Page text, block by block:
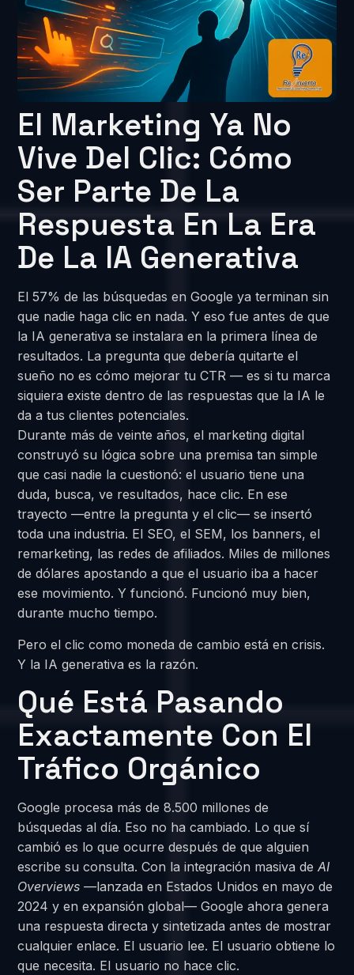
El Marketing Ya No
Vive Del Clic: Cómo
Ser Parte De La
Respuesta En La Era
De La IA Generativa
El 57% de las búsquedas en Google ya terminan sin
que nadie haga clic en nada. Y eso fue antes de que
la IA generativa se instalara en la primera línea de
resultados. La pregunta que debería quitarte el
sueño no es cómo mejorar tu CTR — es si tu marca
siquiera existe dentro de las respuestas que la IA le
da a tus clientes potenciales.
Durante más de veinte años, el marketing digital
construyó su lógica sobre una premisa tan simple
que casi nadie la cuestionó: el usuario tiene una
duda, busca, ve resultados, hace clic. En ese
trayecto —entre la pregunta y el clic— se insertó
toda una industria. El SEO, el SEM, los banners, el
remarketing, las redes de afiliados. Miles de millones
de dólares apostando a que el usuario iba a hacer
ese movimiento. Y funcionó. Funcionó muy bien,
durante mucho tiempo.
Pero el clic como moneda de cambio está en crisis.
Y la IA generativa es la razón.
Qué Está Pasando
Exactamente Con El
Tráfico Orgánico
Google procesa más de 8.500 millones de
búsquedas al día. Eso no ha cambiado. Lo que sí
cambió es lo que ocurre después de que alguien
escribe su consulta. Con la integración masiva deAI
Overviews —lanzada en Estados Unidos en mayo de
2024 y en expansión global— Google ahora genera
una respuesta directa y sintetizada antes de mostrar
cualquier enlace. El usuario lee. El usuario obtiene lo
que necesita. El usuario no hace clic.